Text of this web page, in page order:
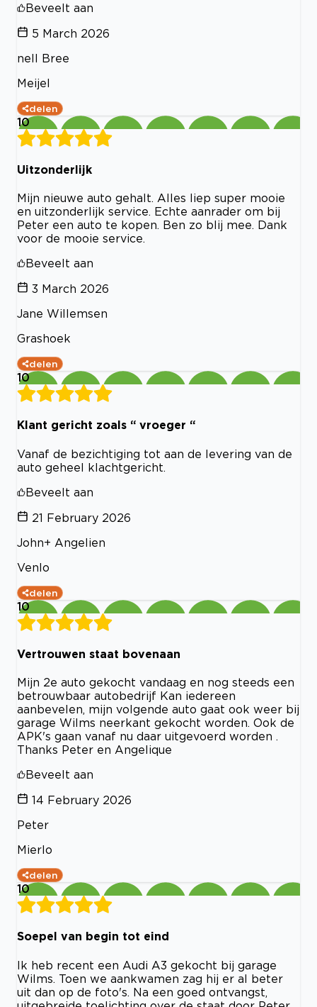
Beveelt aan
5 March 2026
nell Bree
Meijel
delen
10
Uitzonderlijk
Mijn nieuwe auto gehalt. Alles liep super mooie
en uitzonderlijk service. Echte aanrader om bij
Peter een auto te kopen. Ben zo blij mee. Dank
voor de mooie service.
Beveelt aan
3 March 2026
Jane Willemsen
Grashoek
delen
10
Klant gericht zoals “ vroeger “
Vanaf de bezichtiging tot aan de levering van de
auto geheel klachtgericht.
Beveelt aan
21 February 2026
John+ Angelien
Venlo
delen
10
Vertrouwen staat bovenaan
Mijn 2e auto gekocht vandaag en nog steeds een
betrouwbaar autobedrijf Kan iedereen
aanbevelen, mijn volgende auto gaat ook weer bij
garage Wilms neerkant gekocht worden. Ook de
APK's gaan vanaf nu daar uitgevoerd worden .
Thanks Peter en Angelique
Beveelt aan
14 February 2026
Peter
Mierlo
delen
10
Soepel van begin tot eind
Ik heb recent een Audi A3 gekocht bij garage
Wilms. Toen we aankwamen zag hij er al beter
uit dan op de foto's. Na een goed ontvangst,